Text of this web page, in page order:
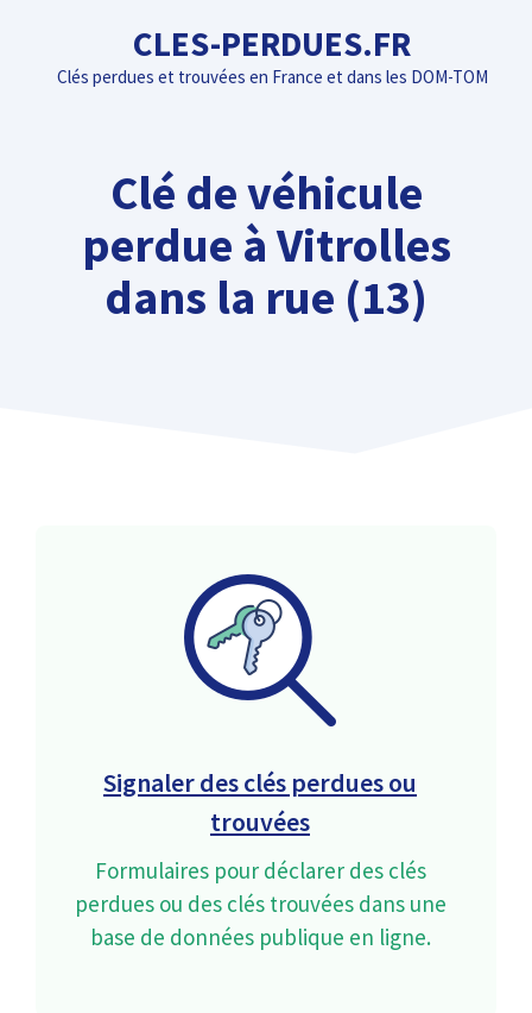
contenu
CLES-PERDUES.FR
Clés perdues et trouvées en France et dans les DOM-TOM
Clé de véhicule
perdue à Vitrolles
dans la rue (13)
Signaler des clés perdues ou
trouvées
Formulaires pour déclarer des clés
perdues ou des clés trouvées dans une
base de données publique en ligne.